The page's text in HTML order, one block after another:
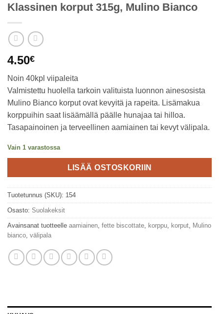
Klassinen korput 315g, Mulino Bianco
4.50€
Noin 40kpl viipaleita
Valmistettu huolella tarkoin valituista luonnon ainesosista
Mulino Bianco korput ovat kevyitä ja rapeita. Lisämakua
korppuihin saat lisäämällä päälle hunajaa tai hilloa.
Tasapainoinen ja terveellinen aamiainen tai kevyt välipala.
Vain 1 varastossa
LISÄÄ OSTOSKORIIN
Tuotetunnus (SKU): 154
Osasto: Suolakeksit
Avainsanat tuotteelle aamiainen fette biscottate korppu korput
Mulino
bianco välipala